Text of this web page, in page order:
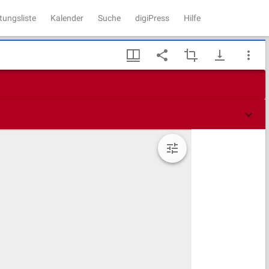
Kalender Suche digiPress Hilfe